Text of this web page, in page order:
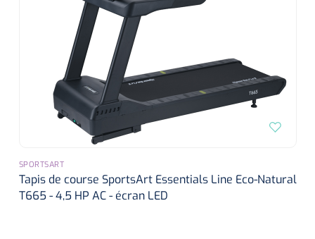
SPORTSART
Tapis de course SportsArt Essentials Line Eco-Natural
T665 - 4,5 HP AC - écran LED